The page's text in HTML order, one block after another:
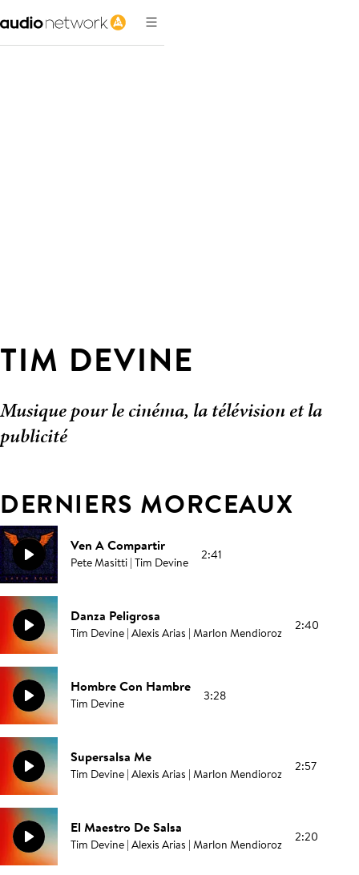
TIM DEVINE
Musique pour le cinéma, la télévision et la
publicité
DERNIERS MORCEAUX
Ven A Compartir
Pete Masitti | Tim Devine 2:41
Danza Peligrosa
Tim Devine | Alexis Arias | Marlon Mendioroz 2:40
Hombre Con Hambre
Tim Devine 3:28
Supersalsa Me
Tim Devine | Alexis Arias | Marlon Mendioroz 2:57
El Maestro De Salsa
Tim Devine | Alexis Arias | Marlon Mendioroz 2:20